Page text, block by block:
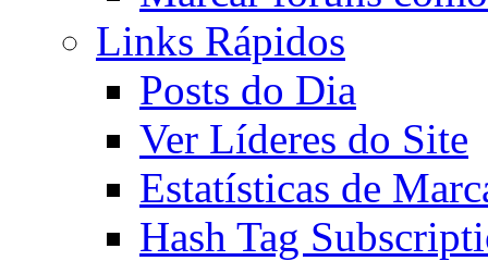
Links Rápidos
Posts do Dia
Ver Líderes do Site
Estatísticas de
Hash Tag